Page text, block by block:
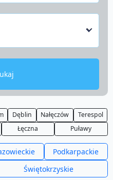
Dęblin Nałęczów
Terespol
Łęczna Puławy
Podkarpackie
Świętokrzyskie